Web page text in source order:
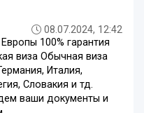
08.07.2024, 12:42
100% гарантия
виза Обычная виза
Италия,
Словакия и тд.
ваши документы и